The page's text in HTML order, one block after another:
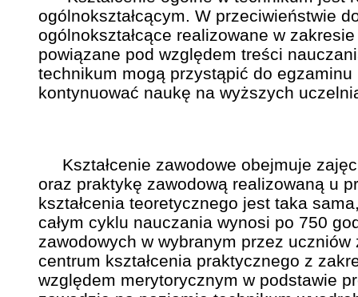
ogólnokształcącym. W przeciwieństwie
ogólnokształcące realizowane w
powiązane pod względem treści
technikum mogą przystąpić do
kontynuować naukę na wyższych
Kształcenie zawodowe obejmuje
oraz praktykę zawodową realizowaną u
kształcenia teoretycznego jest taka
całym cyklu nauczania wynosi po 750
zawodowych w wybranym przez
centrum kształcenia praktycznego z
względem merytorycznym w podstawie